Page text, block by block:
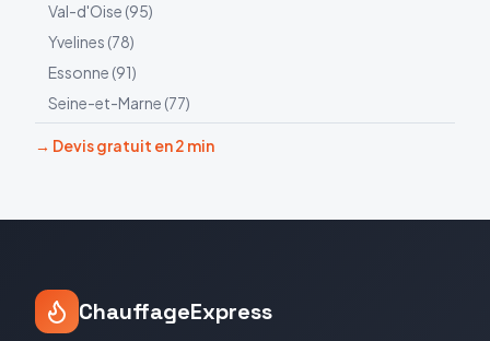
Val-d'Oise (95)
Yvelines (78)
Essonne (91)
Seine-et-Marne (77)
→ Devis gratuit en 2 min
ChauffageExpress